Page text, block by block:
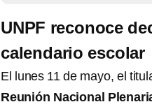
UNPF reconoce
calendario escolar
El lunes 11 de mayo, el
Reunión Nacional